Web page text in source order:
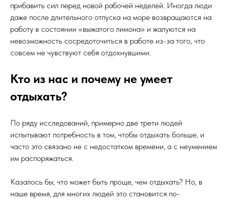
прибавить сил перед новой рабочей неделей. Иногда люди
даже после длительного отпуска на море возвращаются на
работу в состоянии «выжатого лимона» и жалуются на
невозможность сосредоточиться в работе из-за того, что
совсем не чувствуют себя отдохнувшими.
Кто из нас и почему не умеет
отдыхать?
По ряду исследований, примерно две трети людей
испытывают потребность в том, чтобы отдыхать больше, и
часто это связано не с недостатком времени, а с неумением
им распоряжаться.
Казалось бы, что может быть проще, чем отдыхать? Но, в
наше время, для многих людей это становится по-